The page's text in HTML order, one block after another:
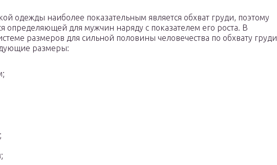
одежды наиболее показательным является обхват груди, поэтому
определяющей для мужчин наряду с показателем его роста. В
размеров для сильной половины человечества по обхвату груди
размеры: